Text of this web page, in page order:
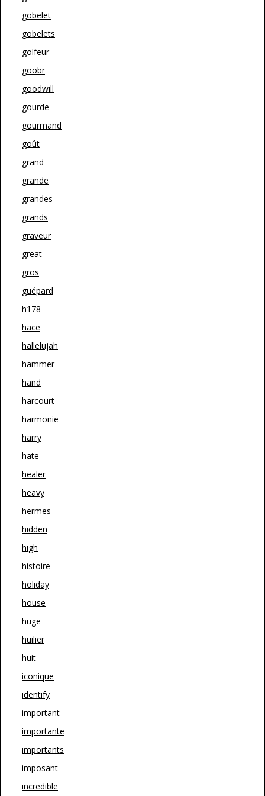
gobelet
gobelets
golfeur
goobr
goodwill
gourde
gourmand
goût
grand
grande
grandes
grands
graveur
great
gros
guépard
h178
hace
hallelujah
hammer
hand
harcourt
harmonie
harry
hate
healer
heavy
hermes
hidden
high
histoire
holiday
house
huge
huilier
huit
iconique
identify
important
importante
importants
imposant
incredible